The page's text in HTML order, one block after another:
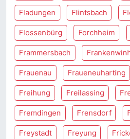
Fladungen Flintsbach
Flossenbürg Forchheim
Frammersbach
Frauenau Fraueneuharting
Freihung Freilassing
Fremdingen Frensdorf
Freystadt Freyung